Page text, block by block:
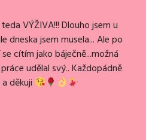
VÝŽIVA!!! Dlouho jsem u
dneska jsem musela... Ale po
cítím jako báječně...možná
udělal svý.. Každopádně
děkuji